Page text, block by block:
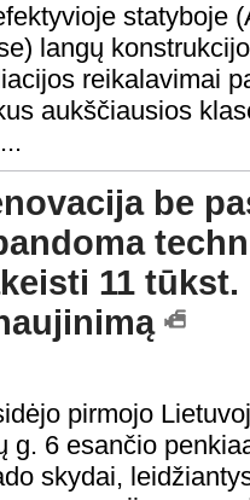
statyboje
langų
reikalavimai
aukščiausios
be
11
pirmojo
g. 6 esančio
skydai,